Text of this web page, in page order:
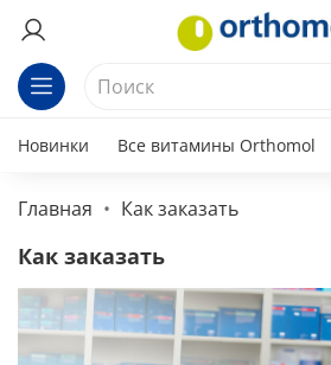
Новинки Все витамины Orthomol
Главная Как заказать
Как заказать